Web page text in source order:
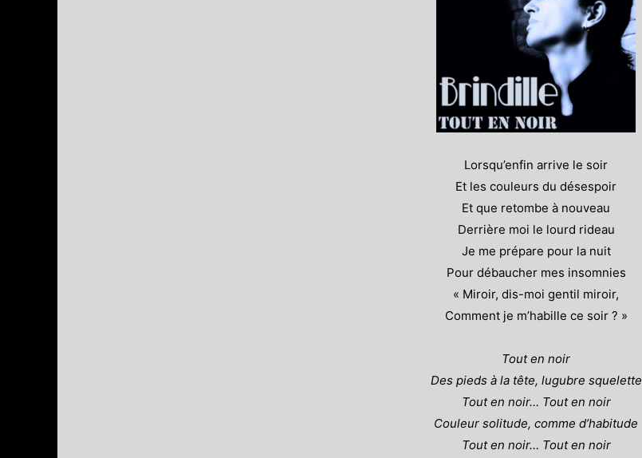
Lorsqu’enfin arrive le soir
Et les couleurs du désespoir
Et que retombe à nouveau
Derrière moi le lourd rideau
Je me prépare pour la nuit
Pour débaucher mes insomnies
« Miroir, dis-moi gentil miroir,
Comment je m’habille ce soir ? »
Tout en noir
Des pieds à la tête, lugubre squelette
Tout en noir… Tout en noir
Couleur solitude, comme d’habitude
Tout en noir… Tout en noir